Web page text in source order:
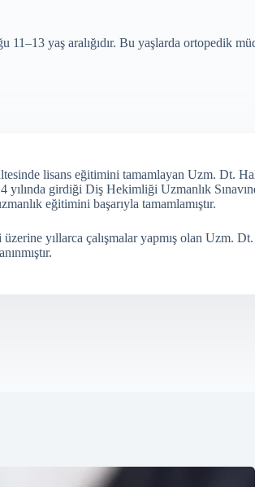
yaş aralığıdır. Bu yaşlarda ortopedik
lisans eğitimini tamamlayan Uzm. Dt.
girdiği Diş Hekimliği Uzmanlık
eğitimini başarıyla tamamlamıştır.
yıllarca çalışmalar yapmış olan